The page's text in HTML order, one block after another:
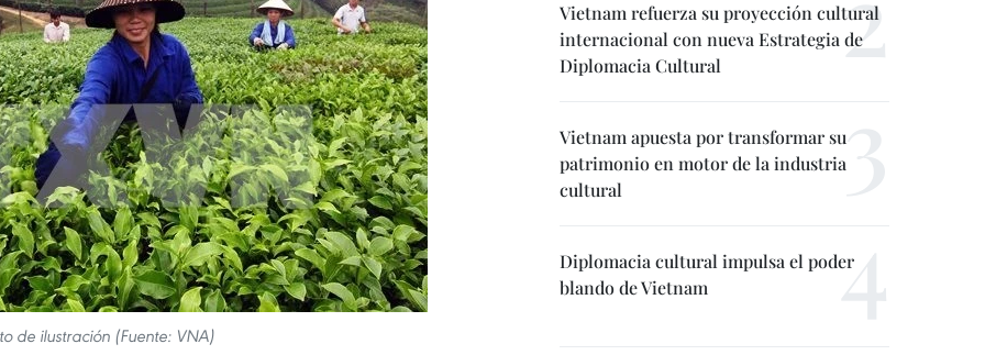
de ilustración (Fuente: VNA)
Vietnam refuerza su proyección cultural
internacional con nueva Estrategia de
Diplomacia Cultural
Vietnam apuesta por transformar su
patrimonio en motor de la industria
cultural
Diplomacia cultural impulsa el poder
blando de Vietnam